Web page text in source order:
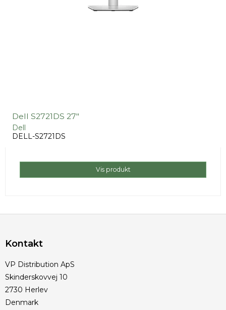
Dell S2721DS 27"
Dell
DELL-S2721DS
Vis produkt
Kontakt
VP Distribution ApS
Skinderskovvej 10
2730 Herlev
Denmark